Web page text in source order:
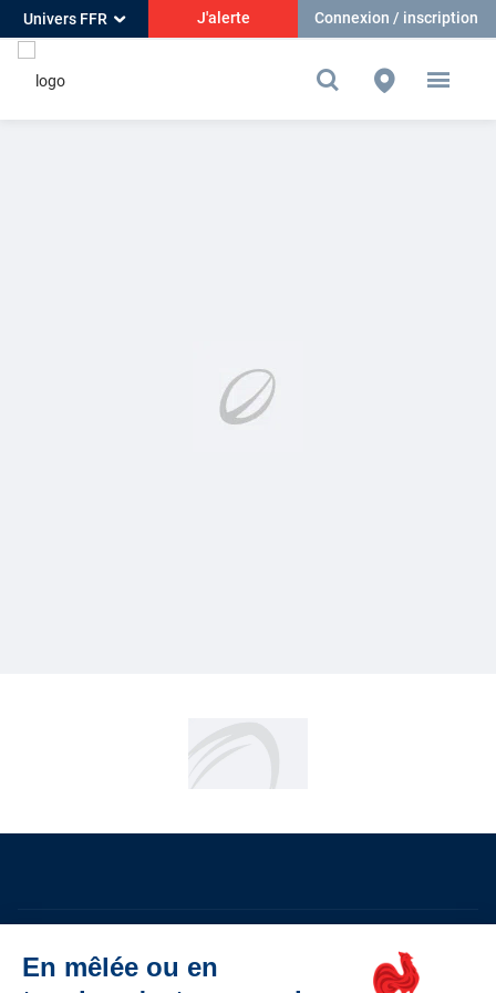
Univers FFR J'alerte Connexion / inscription